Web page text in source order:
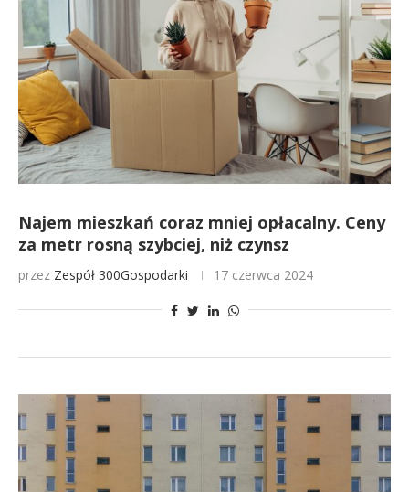
Najem mieszkań coraz mniej opłacalny. Ceny
za metr rosną szybciej, niż czynsz
przez Zespół 300Gospodarki 17 czerwca 2024